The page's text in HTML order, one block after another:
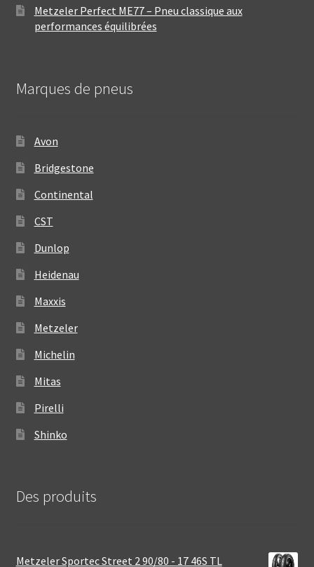
Metzeler Perfect ME77 – Pneu classique aux
performances équilibrées
Marques de pneus
Avon
Bridgestone
Continental
CST
Dunlop
Heidenau
Maxxis
Metzeler
Michelin
Mitas
Pirelli
Shinko
Des produits
Metzeler Sportec Street 2 90/80 - 17 46S TL